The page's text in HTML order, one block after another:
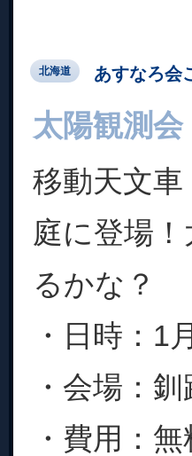
北海道 あすなろ会
太陽観測
移動天文
庭に登場
るかな？
・日時：1
・会場：
・費用：無